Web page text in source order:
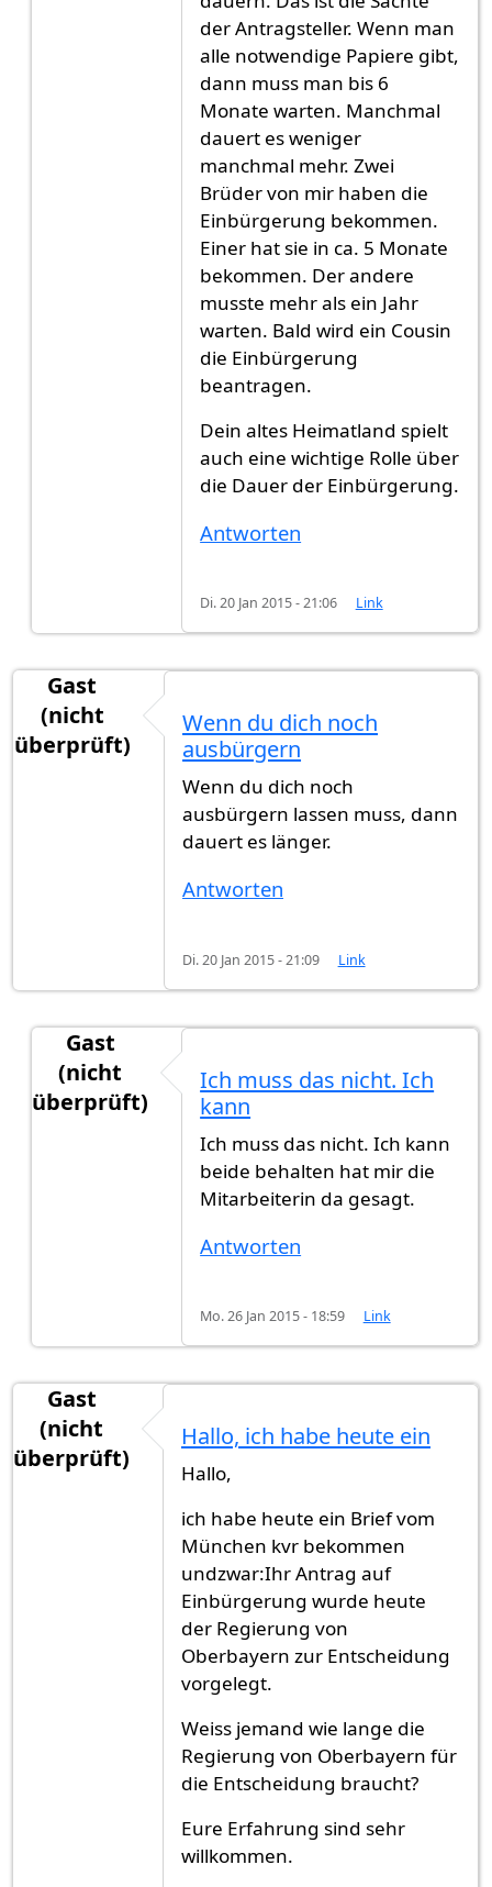
der Antragsteller. Wenn man
alle notwendige Papiere gibt,
dann muss man bis 6
Monate warten. Manchmal
dauert es weniger
manchmal mehr. Zwei
Brüder von mir haben die
Einbürgerung bekommen.
Einer hat sie in ca. 5 Monate
bekommen. Der andere
musste mehr als ein Jahr
warten. Bald wird ein Cousin
die Einbürgerung
beantragen.
Dein altes Heimatland spielt
auch eine wichtige Rolle über
die Dauer der Einbürgerung.
Antworten
Di. 20 Jan 2015 - 21:06 Link
Gast
(nicht
überprüft)
Wenn du dich noch
ausbürgern
Wenn du dich noch
ausbürgern lassen muss, dann
dauert es länger.
Antworten
Di. 20 Jan 2015 - 21:09 Link
Gast
(nicht
überprüft)
Ich muss das nicht. Ich
kann
Ich muss das nicht. Ich kann
beide behalten hat mir die
Mitarbeiterin da gesagt.
Antworten
Mo. 26 Jan 2015 - 18:59 Link
Gast
(nicht
überprüft)
Hallo, ich habe heute ein
Hallo,
ich habe heute ein Brief vom
München kvr bekommen
undzwar:Ihr Antrag auf
Einbürgerung wurde heute
der Regierung von
Oberbayern zur Entscheidung
vorgelegt.
Weiss jemand wie lange die
Regierung von Oberbayern für
die Entscheidung braucht?
Eure Erfahrung sind sehr
willkommen.